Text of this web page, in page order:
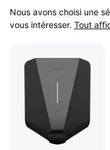
Nous avons choisi une
vous intéresser. Tout